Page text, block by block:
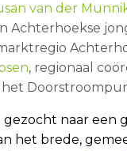
van der
Achterhoekse
, regionaal
het
naar een
het brede,